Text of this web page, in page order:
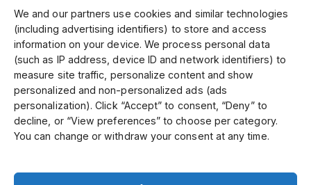
We and our partners use cookies and similar technologies
(including advertising identifiers) to store and access
information on your device. We process personal data
(such as IP address, device ID and network identifiers) to
measure site traffic, personalize content and show
personalized and non-personalized ads (ads
personalization). Click “Accept” to consent, “Deny” to
decline, or “View preferences” to choose per category.
You can change or withdraw your consent at any time.
Om oss
Jens S. Transmissioner levererar transmissionslösningar i
samarbete med världsledande leverantörer. Genom vår
ledande position i Skandinavien, samt fokusering på kvalitet
och kundservice kan vi erbjuda ett brett utbud till
konkurrenskraftiga priser. Kund- och specialanpassade
produkter tillverkar vi i vår mekaniska verkstad. Vi är
certifierade enligt ISO 9001, 14001 och 45001.